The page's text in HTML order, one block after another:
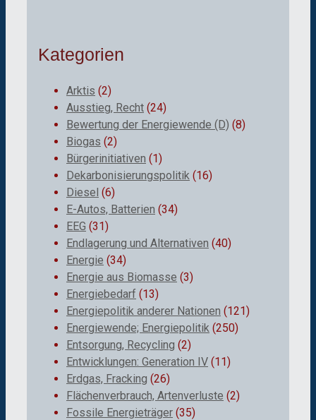
Kategorien
Arktis (2)
Ausstieg, Recht (24)
Bewertung der Energiewende (D) (8)
Biogas (2)
Bürgerinitiativen (1)
Dekarbonisierungspolitik (16)
Diesel (6)
E-Autos, Batterien (34)
EEG (31)
Endlagerung und Alternativen (40)
Energie (34)
Energie aus Biomasse (3)
Energiebedarf (13)
Energiepolitik anderer Nationen (121)
Energiewende; Energiepolitik (250)
Entsorgung, Recycling (2)
Entwicklungen: Generation IV (11)
Erdgas, Fracking (26)
Flächenverbrauch, Artenverluste (2)
Fossile Energieträger (35)